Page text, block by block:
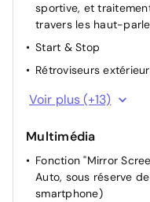
sportive, et
travers les haut-
Start & Stop
Rétroviseurs
Rétroviseurs
Démarrage mains
Appui-tête AV
Siège passager
Voir plus (+13)
Multimédia
Fonction "Mirror
Auto, sous réserve
smartphone)